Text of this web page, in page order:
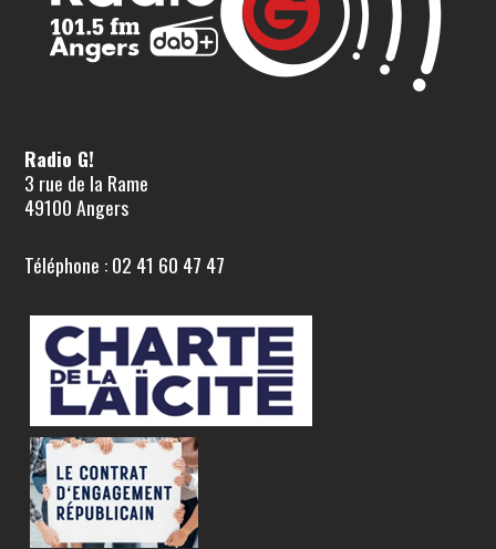
Radio G!
3 rue de la Rame
49100 Angers
Téléphone : 02 41 60 47 47